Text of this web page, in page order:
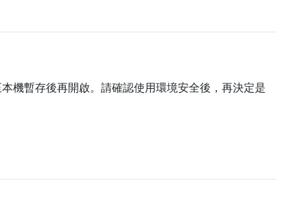
機暫存後再開啟。請確認使用環境安全後，再決定是